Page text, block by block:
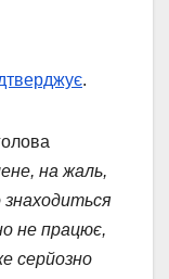
.
на жаль,
не працює,
серйозно